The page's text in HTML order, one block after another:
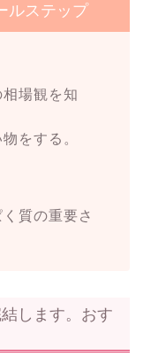
ルステップ
場観を知
をする。
質の重要さ
します。おす